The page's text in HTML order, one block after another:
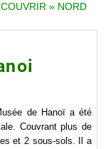
» NORD
de Hanoï a été
Couvrant plus de
et 2 sous-sols. Il a